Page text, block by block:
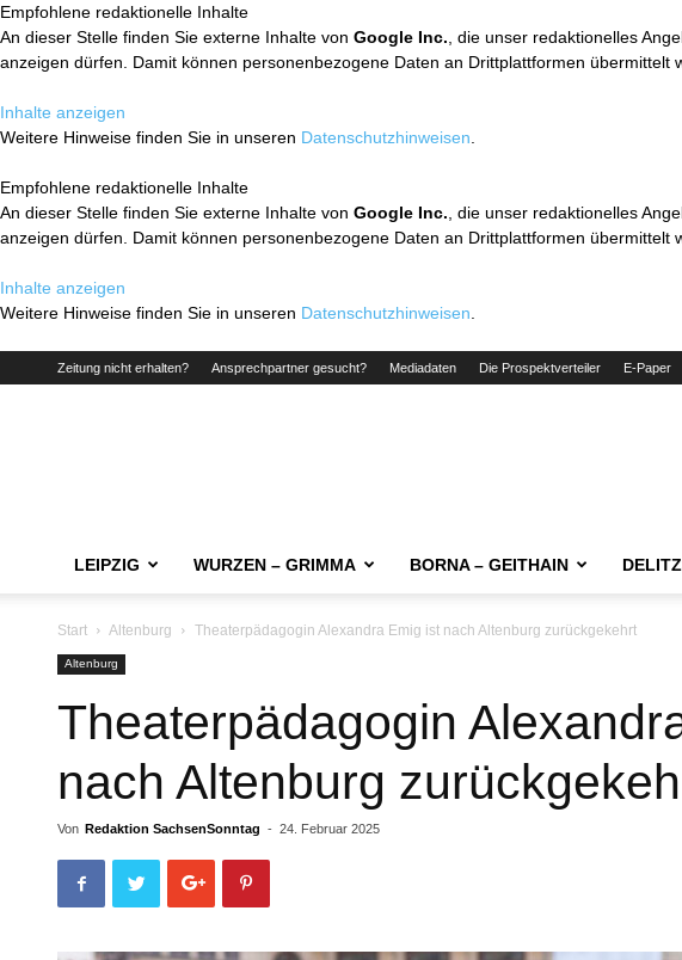
Empfohlene redaktionelle Inhalte
An dieser Stelle finden Sie externe Inhalte von Google Inc. , die unser redaktionelles
anzeigen dürfen. Damit können personenbezogene Daten an Drittplattformen übermittelt
Inhalte anzeigen
Weitere Hinweise finden Sie in unseren Datenschutzhinweisen
Empfohlene redaktionelle Inhalte
An dieser Stelle finden Sie externe Inhalte von Google Inc. , die unser redaktionelles
anzeigen dürfen. Damit können personenbezogene Daten an Drittplattformen übermittelt
Inhalte anzeigen
Weitere Hinweise finden Sie in unseren Datenschutzhinweisen
Zeitung nicht erhalten? Ansprechpartner gesucht? Mediadaten Die Prospektverteiler E-Paper
LEIPZIG WURZEN – GRIMMA BORNA – GEITHAIN
Start Altenburg Theaterpädagogin Alexandra Emig ist nach Altenburg zurückgekehrt
Altenburg
Theaterpädagogin
nach Altenburg
Von Redaktion SachsenSonntag - 24. Februar 2025